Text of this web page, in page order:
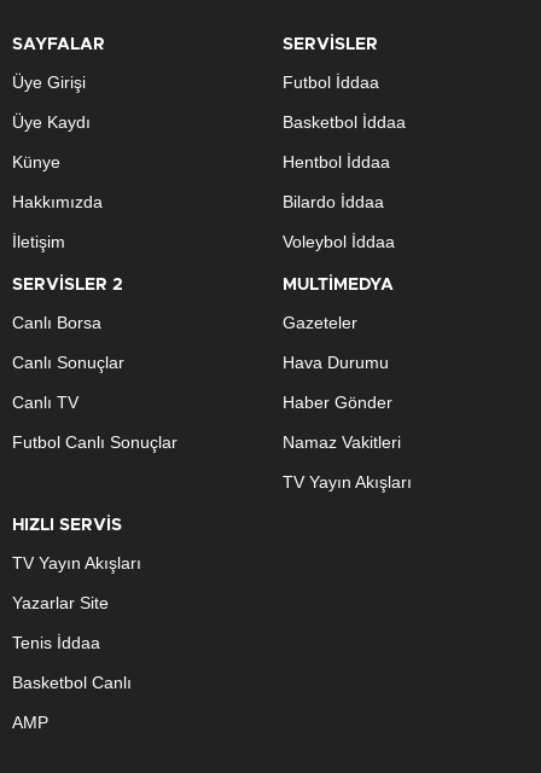
SAYFALAR
Üye Girişi
Üye Kaydı
Künye
Hakkımızda
İletişim
SERVİSLER
Futbol İddaa
Basketbol İddaa
Hentbol İddaa
Bilardo İddaa
Voleybol İddaa
SERVİSLER 2
Canlı Borsa
Canlı Sonuçlar
Canlı TV
Futbol Canlı Sonuçlar
MULTİMEDYA
Gazeteler
Hava Durumu
Haber Gönder
Namaz Vakitleri
TV Yayın Akışları
HIZLI SERVİS
TV Yayın Akışları
Yazarlar Site
Tenis İddaa
Basketbol Canlı
AMP